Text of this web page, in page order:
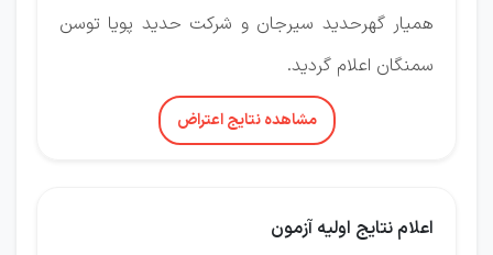
همیار گهرحدید سیرجان و شرکت حدید پویا توسن
سمنگان اعلام گردید.
مشاهده نتایج اعتراض
اعلام نتایج اولیه آزمون